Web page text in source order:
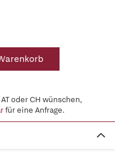
oder CH wünschen,
für eine Anfrage.